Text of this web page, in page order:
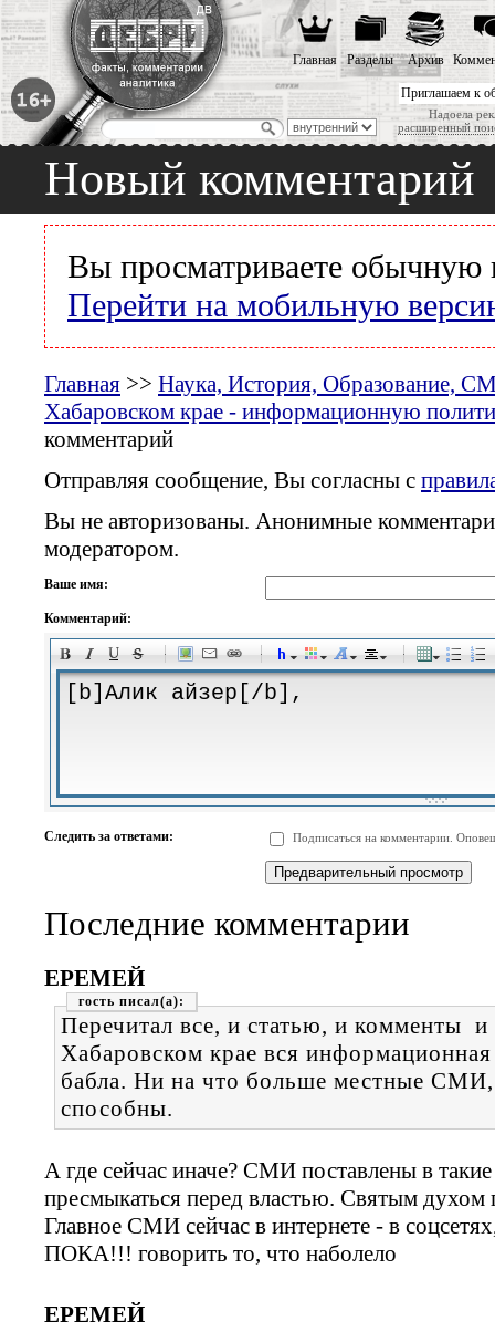
Приглашаем к
Надоела
расширенный
Главная Разделы Архив
Новый комментарий
Вы просматриваете обычную
Перейти на мобильную
Главная >> Наука, История, Образование,
Хабаровском крае - информационную
комментарий
Отправляя сообщение, Вы согласны с
Вы не авторизованы. Анонимные
модератором.
Ваше имя:
Комментарий:
-
-
-
-
-
-
-
-
-
-
-
-
-
-
Следить за ответами: Подписаться на комментарии.
Последние комментарии
ЕРЕМЕЙ
гость
Перечитал все, и статью, и комменты
Хабаровском крае вся
бабла. Ни на что больше местные
способны.
А где сейчас иначе? СМИ поставлены в
пресмыкаться перед властью. Святым духом
Главное СМИ сейчас в интернете - в
ПОКА!!! говорить то, что наболело
ЕРЕМЕЙ